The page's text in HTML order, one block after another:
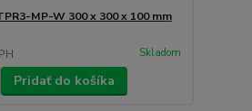
MP-W 300 x 300 x 100 mm
Skladom
Pridať do košíka